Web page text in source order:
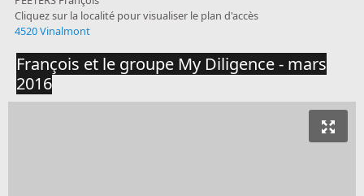
Cliquez sur la localité pour visualiser le plan d'accès
4520 Vinalmont
François et le groupe My Diligence - mars
2016